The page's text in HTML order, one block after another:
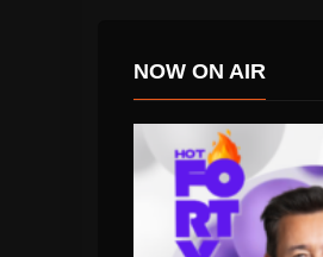
NOW ON AIR